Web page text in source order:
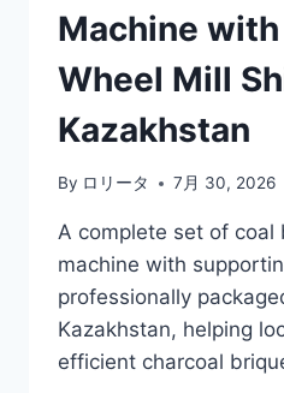
Machine
Wheel Mill
Kazakhstan
By ロリータ 7月 30, 2026
A complete set of
machine with
professionally
Kazakhstan, helping
efficient charcoal